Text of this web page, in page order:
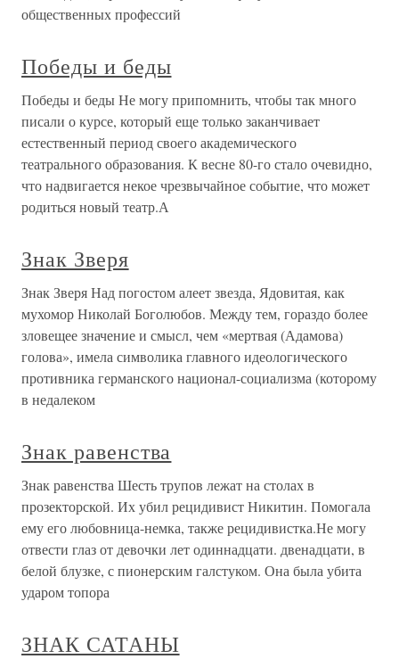
общественных профессий
Победы и беды
Победы и беды Не могу припомнить, чтобы так много
писали о курсе, который еще только заканчивает
естественный период своего академического
театрального образования. К весне 80-го стало очевидно,
что надвигается некое чрезвычайное событие, что может
родиться новый театр.А
Знак Зверя
Знак Зверя Над погостом алеет звезда, Ядовитая, как
мухомор Николай Боголюбов. Между тем, гораздо более
зловещее значение и смысл, чем «мертвая (Адамова)
голова», имела символика главного идеологического
противника германского национал-социализма (которому
в недалеком
Знак равенства
Знак равенства Шесть трупов лежат на столах в
прозекторской. Их убил рецидивист Никитин. Помогала
ему его любовница-немка, также рецидивистка.Не могу
отвести глаз от девочки лет одиннадцати. двенадцати, в
белой блузке, с пионерским галстуком. Она была убита
ударом топора
ЗНАК САТАНЫ